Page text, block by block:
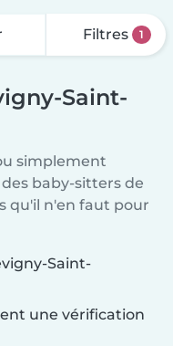
Filtres 1
Saint-
simplement
baby-sitters de
qu'il n'en faut pour
Saint-
une vérification